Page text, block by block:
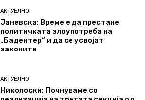
АКТУЕЛНО
Јаневска: Време е да престане
политичката злоупотреба на
„Бадентер“ и да се усвојат
законите
АКТУЕЛНО
Николоски: Почнуваме со